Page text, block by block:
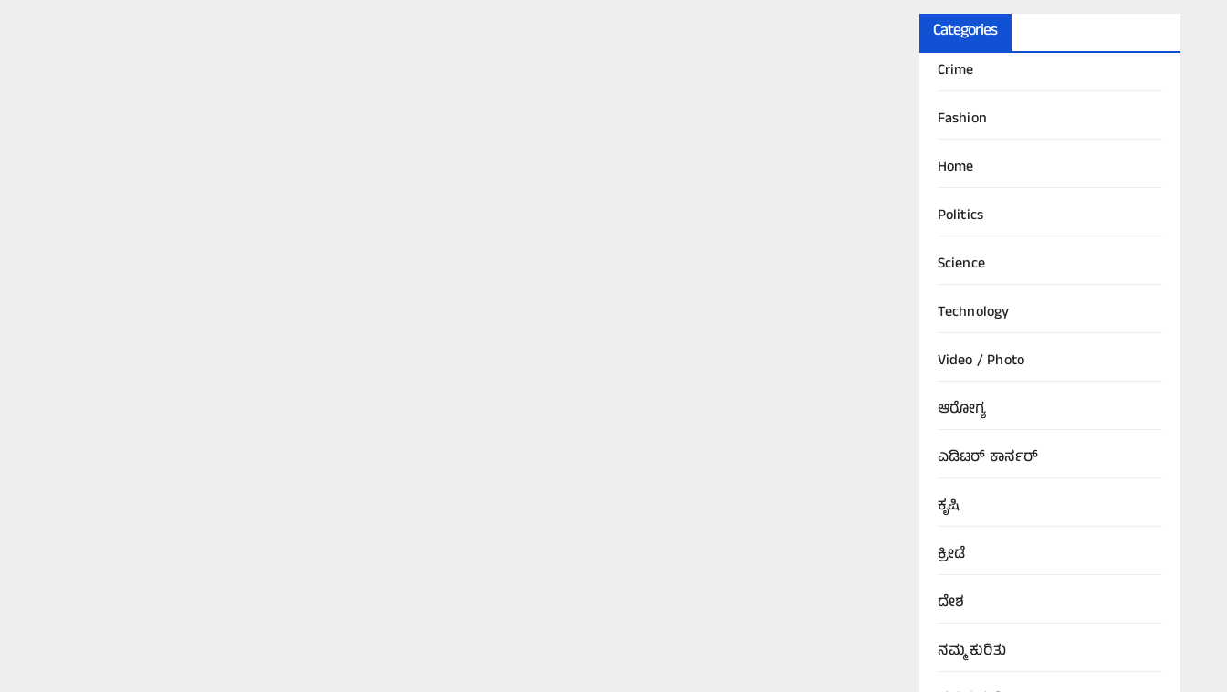
Categories
Crime
Fashion
Home
Politics
Science
Technology
Video / Photo
ಆರೋಗ್ಯ
ಎಡಿಟರ್‌ ಕಾರ್ನರ್
ಕೃಷಿ
ಕ್ರೀಡೆ
ದೇಶ
ನಮ್ಮ ಕುರಿತು